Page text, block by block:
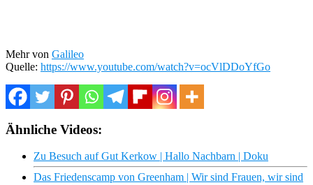
Mehr von Galileo
Quelle: https://www.youtube.com/watch?v=ocVlDDoYfGo
Ähnliche Videos:
Zu Besuch auf Gut Kerkow | Hallo Nachbarn | Doku
Das Friedenscamp von Greenham | Wir sind Frauen, wir sind